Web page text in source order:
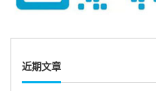
近期文章